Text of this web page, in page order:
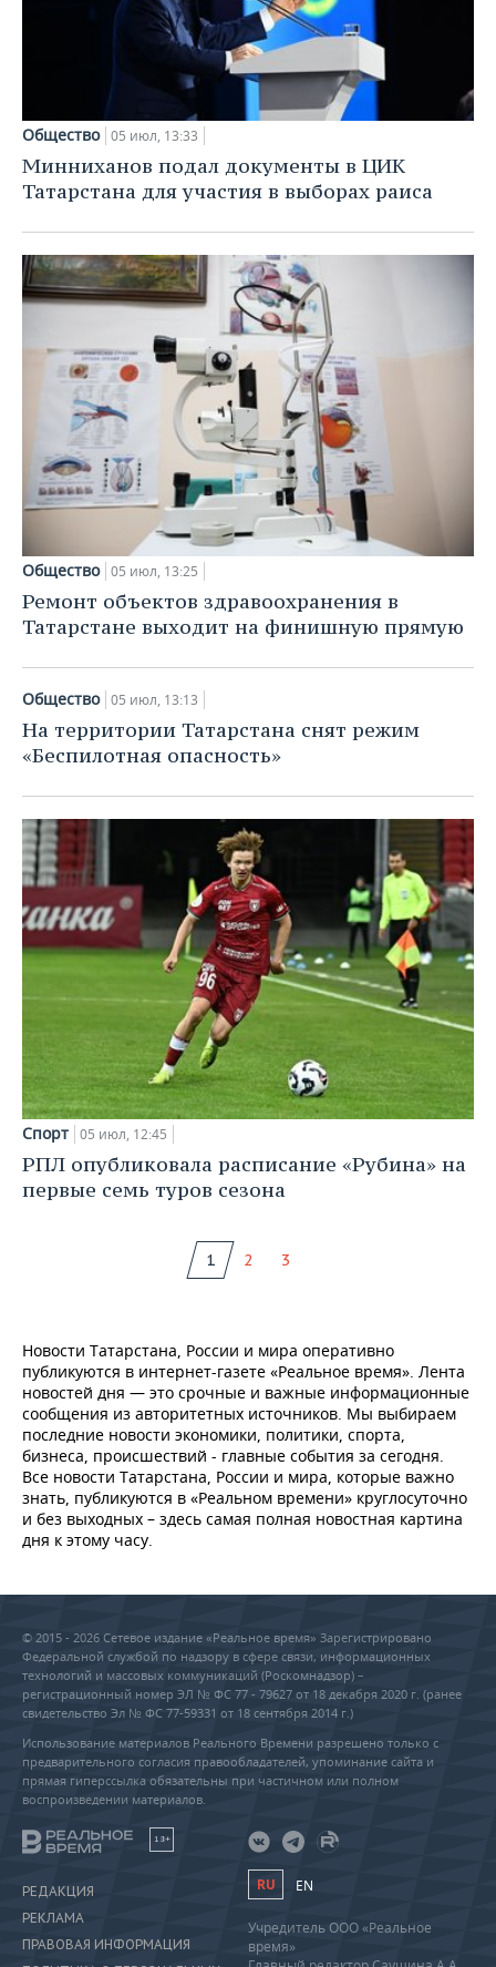
Общество 05 июл, 13:33
Минниханов подал документы в ЦИК
Татарстана для участия в выборах раиса
Общество 05 июл, 13:25
Ремонт объектов здравоохранения в
Татарстане выходит на финишную прямую
Общество 05 июл, 13:13
На территории Татарстана снят режим
«Беспилотная опасность»
Спорт 05 июл, 12:45
РПЛ опубликовала расписание «Рубина» на
первые семь туров сезона
1 2 3
Новости Татарстана, России и мира оперативно
публикуются в интернет-газете «Реальное время». Лента
новостей дня — это срочные и важные информационные
сообщения из авторитетных источников. Мы выбираем
последние новости экономики, политики, спорта,
бизнеса, происшествий - главные события за сегодня.
Все новости Татарстана, России и мира, которые важно
знать, публикуются в «Реальном времени» круглосуточно
и без выходных – здесь самая полная новостная картина
дня к этому часу.
© 2015 - 2026 Сетевое издание «Реальное время» Зарегистрировано
Федеральной службой по надзору в сфере связи, информационных
технологий и массовых коммуникаций (Роскомнадзор) –
регистрационный номер ЭЛ № ФС 77 - 79627 от 18 декабря 2020 г. (ранее
свидетельство Эл № ФС 77-59331 от 18 сентября 2014 г.)
Использование материалов Реального Времени разрешено только с
предварительного согласия правообладателей, упоминание сайта и
прямая гиперссылка обязательны при частичном или полном
воспроизведении материалов.
18+
РЕДАКЦИЯ
РЕКЛАМА
ПРАВОВАЯ ИНФОРМАЦИЯ
RU EN
Учредитель ООО «Реальное
время»